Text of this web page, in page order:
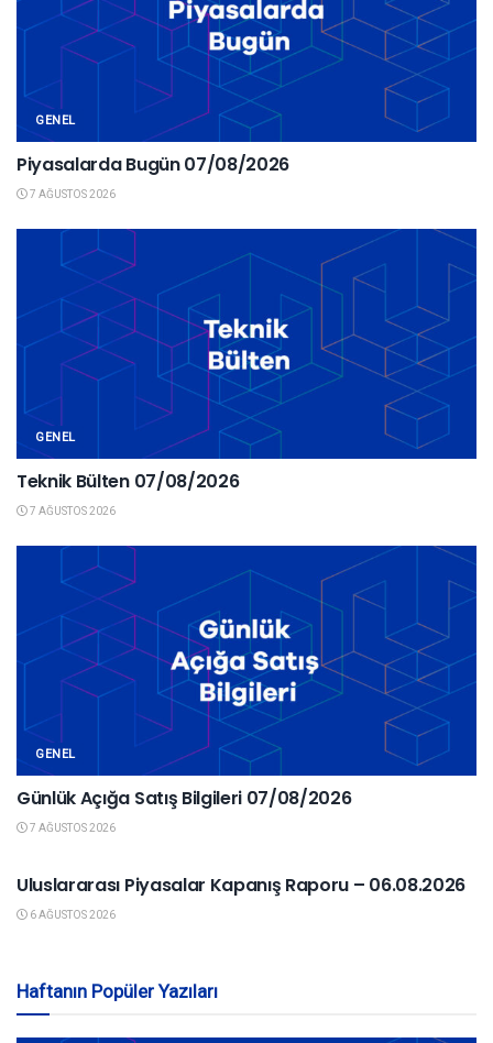
GENEL
Piyasalarda Bugün 07/08/2026
7 AĞUSTOS 2026
GENEL
Teknik Bülten 07/08/2026
7 AĞUSTOS 2026
GENEL
Günlük Açığa Satış Bilgileri 07/08/2026
7 AĞUSTOS 2026
Uluslararası Piyasalar Kapanış Raporu – 06.08.2026
6 AĞUSTOS 2026
Haftanın Popüler Yazıları